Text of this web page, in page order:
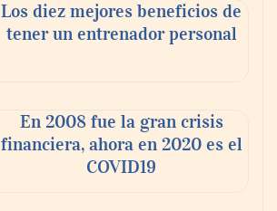
Los diez mejores beneficios de
tener un entrenador personal
En 2008 fue la gran crisis
financiera, ahora en 2020 es el
COVID19